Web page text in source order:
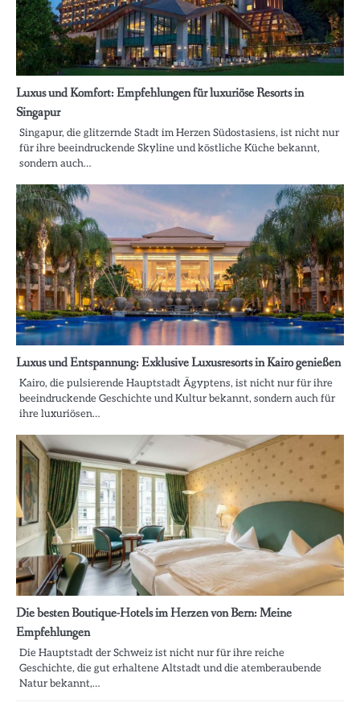
Luxus und Komfort: Empfehlungen für luxuriöse Resorts in
Singapur
Singapur, die glitzernde Stadt im Herzen Südostasiens, ist nicht nur
für ihre beeindruckende Skyline und köstliche Küche bekannt,
sondern auch…
Luxus und Entspannung: Exklusive Luxusresorts in Kairo genießen
Kairo, die pulsierende Hauptstadt Ägyptens, ist nicht nur für ihre
beeindruckende Geschichte und Kultur bekannt, sondern auch für
ihre luxuriösen…
Die besten Boutique-Hotels im Herzen von Bern: Meine
Empfehlungen
Die Hauptstadt der Schweiz ist nicht nur für ihre reiche
Geschichte, die gut erhaltene Altstadt und die atemberaubende
Natur bekannt,…